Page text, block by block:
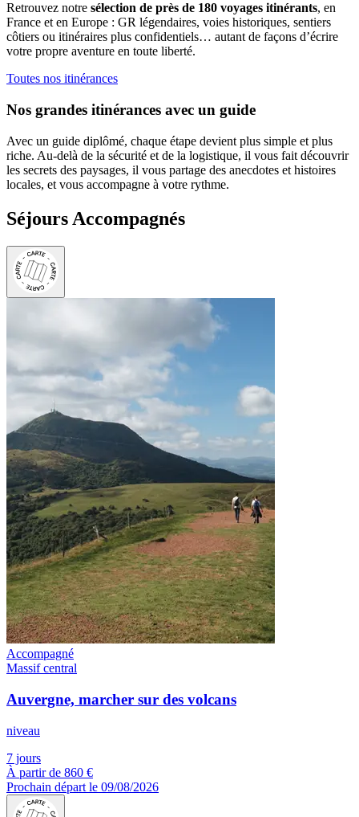
Retrouvez notre sélection de près de 180 voyages itinérants, en
France et en Europe : GR légendaires, voies historiques, sentiers
côtiers ou itinéraires plus confidentiels… autant de façons d’écrire
votre propre aventure en toute liberté.
Toutes nos itinérances
Nos grandes itinérances avec un guide
Avec un guide diplômé, chaque étape devient plus simple et plus
riche. Au-delà de la sécurité et de la logistique, il vous fait découvrir
les secrets des paysages, il vous partage des anecdotes et histoires
locales, et vous accompagne à votre rythme.
Séjours Accompagnés
Accompagné
Massif central
Auvergne, marcher sur des volcans
niveau
7 jours
À partir de 860 €
Prochain départ le 09/08/2026